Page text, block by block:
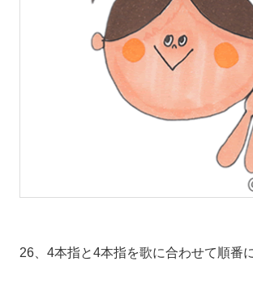
26、4本指と4本指を歌に合わせて順番